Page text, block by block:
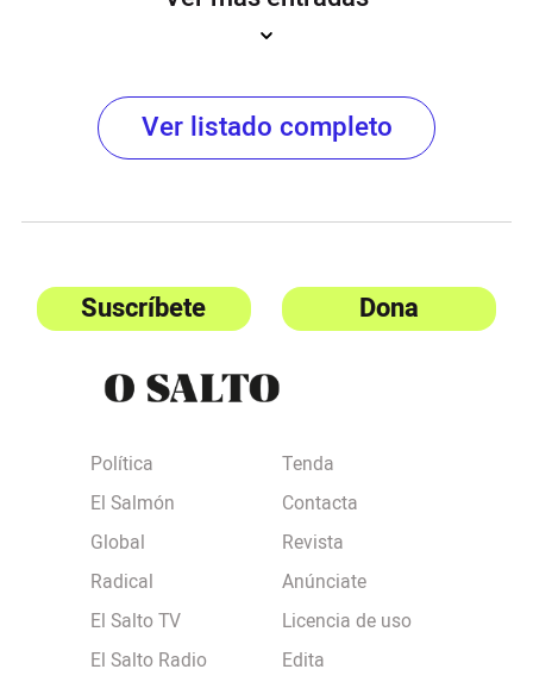
Ver listado completo
Suscríbete Dona
Política
El Salmón
Global
Radical
El Salto TV
El Salto Radio
Tenda
Contacta
Revista
Anúnciate
Licencia de uso
Edita